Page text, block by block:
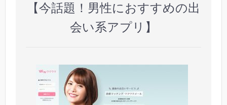
【今話題！男性におすすめの出
会い系アプリ】